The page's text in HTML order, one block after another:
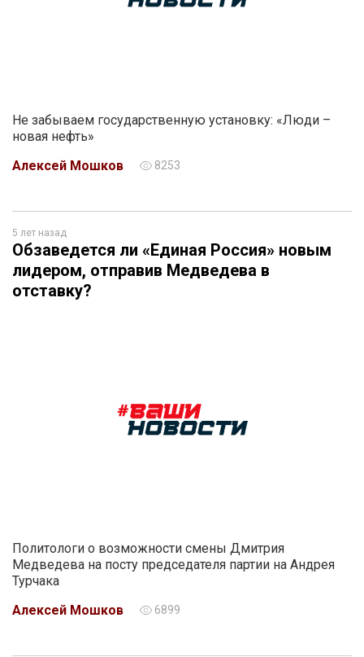
Не забываем государственную установку: «Люди –
новая нефть»
Алексей Мошков
8253
5 лет назад
Обзаведется ли «Единая Россия» новым
лидером, отправив Медведева в
отставку?
Политологи о возможности смены Дмитрия
Медведева на посту председателя партии на Андрея
Турчака
Алексей Мошков
6899